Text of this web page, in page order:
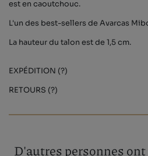
est en caoutchouc.
L'un des best-sellers de Avarcas
La hauteur du talon est de 1,5 cm.
EXPÉDITION (?)
RETOURS (?)
D'autres personnes